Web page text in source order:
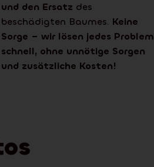
und den Ersatz des
beschädigten Baumes. Keine
Sorge – wir lösen jedes Problem
schnell, ohne unnötige Sorgen
und zusätzliche Kosten!